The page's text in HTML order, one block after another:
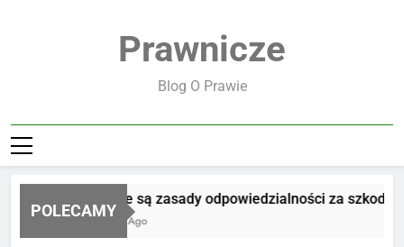
Prawnicze
Blog O Prawie
POLECAMY
Jakie są zasady odpowiedzialności za szkodę
2 Dni Ago